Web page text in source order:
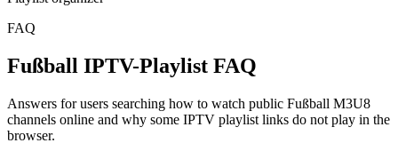
FAQ
Fußball IPTV-Playlist FAQ
Answers for users searching how to watch public Fußball M3U8
channels online and why some IPTV playlist links do not play in the
browser.